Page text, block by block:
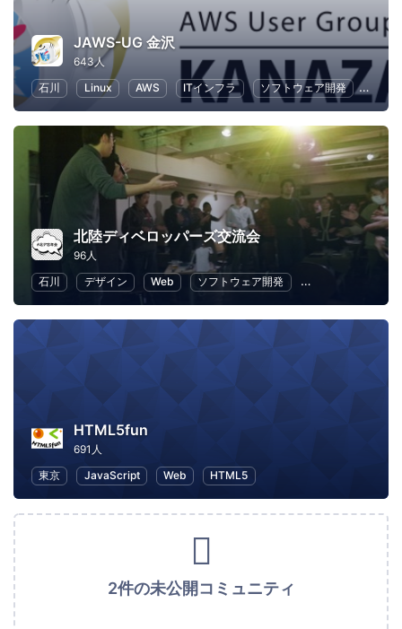
JAWS-UG 金沢
643人
石川
Linux AWS ITインフラ ソフトウェア開発 IT
北陸ディベロッパーズ交流会
96人
石川
デザイン Web ソフトウェア開発 プログラミング
HTML5fun
691人
東京
JavaScript Web HTML5
2件の未公開コミュニティ